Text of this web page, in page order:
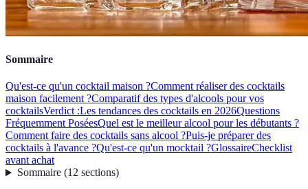
Sommaire
Qu'est-ce qu'un cocktail maison ?Comment réaliser des cocktails
maison facilement ?Comparatif des types d'alcools pour vos
cocktailsVerdict :Les tendances des cocktails en 2026Questions
Fréquemment PoséesQuel est le meilleur alcool pour les débutants ?
Comment faire des cocktails sans alcool ?Puis-je préparer des
cocktails à l'avance ?Qu'est-ce qu'un mocktail ?GlossaireChecklist
avant achat
Sommaire(12 sections)